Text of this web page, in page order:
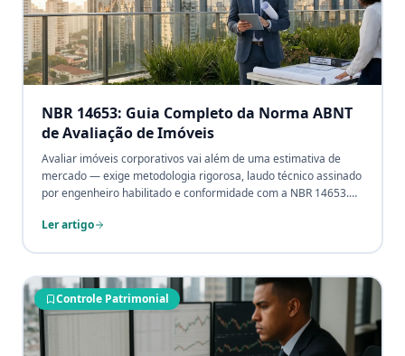
NBR 14653: Guia Completo da Norma ABNT
de Avaliação de Imóveis
Avaliar imóveis corporativos vai além de uma estimativa de
mercado — exige metodologia rigorosa, laudo técnico assinado
por engenheiro habilitado e conformidade com a NBR 14653.
impugnar operações de crédito imobiliário.
Ler artigo
Controle Patrimonial